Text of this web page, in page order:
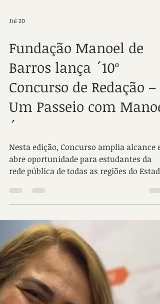
Jul 20
Fundação Manoel de
Barros lança ´10º
Um Passeio com Manoel
´
rede pública de todas as regiões do
A poesia de Manoel de Barros abre
caminhos e transforma destinos.
Inspirada por esse legado, a Fundação
Manoel de Barros lança o ´10º Concurso
Redação – Um Passeio com Manoel´,
voltado a estudantes do terceiro ano do